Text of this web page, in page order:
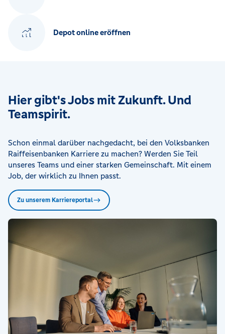
Depot online eröffnen
Hier gibt's Jobs mit Zukunft. Und
Teamspirit.
Schon einmal darüber nachgedacht, bei den Volksbanken
Raiffeisenbanken Karriere zu machen? Werden Sie Teil
unseres Teams und einer starken Gemeinschaft. Mit einem
Job, der wirklich zu Ihnen passt.
Zu unserem Karriereportal